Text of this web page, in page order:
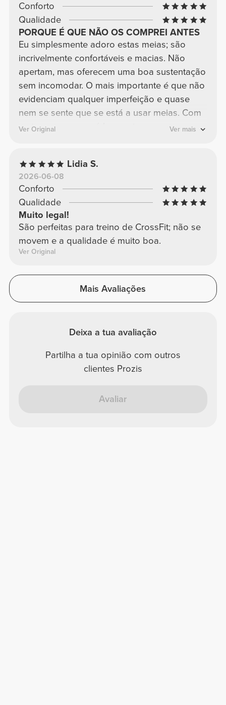
Conforto
Qualidade
PORQUE É QUE NÃO OS COMPREI ANTES
Eu simplesmente adoro estas meias; são
incrivelmente confortáveis e macias. Não
apertam, mas oferecem uma boa sustentação
sem incomodar. O mais importante é que não
evidenciam qualquer imperfeição e quase
nem se sente que se está a usar meias. Com
certeza vou comprá-las noutras cores
Ver Original Ver mais
Lidia S.
2026-06-08
Conforto
Qualidade
Muito legal!
São perfeitas para treino de CrossFit; não se
movem e a qualidade é muito boa.
Ver Original
Mais Avaliações
Deixa a tua avaliação
Partilha a tua opinião com outros
clientes Prozis
Avaliar